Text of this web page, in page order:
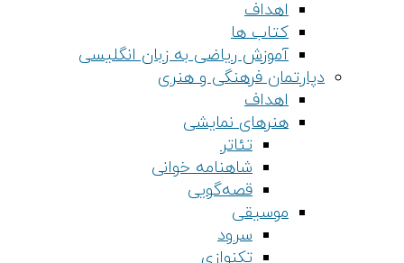
کتاب ها
آموزش ریاضی به زبان انگلیسی
دپارتمان فرهنگی و هنری
هنرهای نمایشی
شاهنامه خوانی
قصه‌گویی
موسیقی